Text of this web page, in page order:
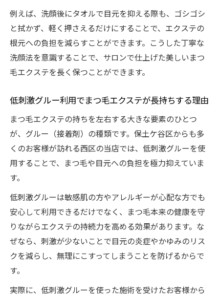
低刺激グルーが叶える安心マツエク体験
低刺激グルーでまつ毛エクステの持ちを強
化する秘訣
敏感肌にも嬉しいまつ毛エクステの施術ポ
まつ毛エクステの安全性を高める低刺激グ
ルーの特徴
持続力に差が出るまつ毛エクステ用グルー
の選び方
まつ毛エクステ初心者も安心の低刺激グル
長持ちさせたいならケア用品の選択が要
まつ毛エクステ専用ケア用品で持続力アッ
プする理由
オイルフリー用品がまつ毛エクステの持ち
を左右する
を解説
例えば、洗顔後にタオルで目元を抑える際も、ゴシゴシ
と拭かず、軽く押さえるだけにすることで、エクステの
根元への負担を減らすことができます。こうした丁寧な
洗顔法を意識することで、サロンで仕上げた美しいまつ
毛エクステを長く保つことができます。
低刺激グルー利用でまつ毛エクステが長持ちする理由
まつ毛エクステの持ちを左右する大きな要素のひとつ
が、グルー（接着剤）の種類です。保土ケ谷区からも多
くのお客様が訪れる西区の当店では、低刺激グルーを使
用することで、まつ毛や目元への負担を極力抑えていま
す。
低刺激グルーは敏感肌の方やアレルギーが心配な方でも
安心して利用できるだけでなく、まつ毛本来の健康を守
りながらエクステの持続力を高める効果があります。な
ぜなら、刺激が少ないことで目元の炎症やかゆみのリス
クを減らし、無理にこすってしまうことを防げるからで
す。
実際に、低刺激グルーを使った施術を受けたお客様から